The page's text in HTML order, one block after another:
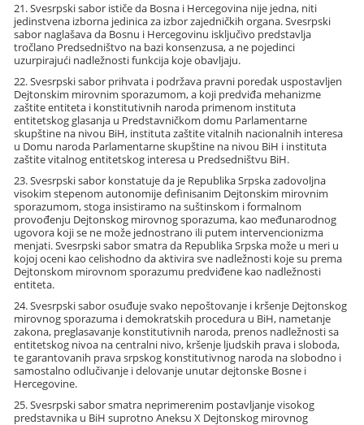
21. Svesrpski sabor ističe da Bosna i Hercegovina nije jedna, niti
jedinstvena izborna jedinica za izbor zajedničkih organa. Svesrpski
sabor naglašava da Bosnu i Hercegovinu isključivo predstavlja
tročlano Predsedništvo na bazi konsenzusa, a ne pojedinci
uzurpirajući nadležnosti funkcija koje obavljaju.
22. Svesrpski sabor prihvata i podržava pravni poredak uspostavljen
Dejtonskim mirovnim sporazumom, a koji predviđa mehanizme
zaštite entiteta i konstitutivnih naroda primenom instituta
entitetskog glasanja u Predstavničkom domu Parlamentarne
skupštine na nivou BiH, instituta zaštite vitalnih nacionalnih interesa
u Domu naroda Parlamentarne skupštine na nivou BiH i instituta
zaštite vitalnog entitetskog interesa u Predsedništvu BiH.
23. Svesrpski sabor konstatuje da je Republika Srpska zadovoljna
visokim stepenom autonomije definisanim Dejtonskim mirovnim
sporazumom, stoga insistiramo na suštinskom i formalnom
provođenju Dejtonskog mirovnog sporazuma, kao međunarodnog
ugovora koji se ne može jednostrano ili putem intervencionizma
menjati. Svesrpski sabor smatra da Republika Srpska može u meri u
kojoj oceni kao celishodno da aktivira sve nadležnosti koje su prema
Dejtonskom mirovnom sporazumu predviđene kao nadležnosti
entiteta.
24. Svesrpski sabor osuđuje svako nepoštovanje i kršenje Dejtonskog
mirovnog sporazuma i demokratskih procedura u BiH, nametanje
zakona, preglasavanje konstitutivnih naroda, prenos nadležnosti sa
entitetskog nivoa na centralni nivo, kršenje ljudskih prava i sloboda,
te garantovanih prava srpskog konstitutivnog naroda na slobodno i
samostalno odlučivanje i delovanje unutar dejtonske Bosne i
Hercegovine.
25. Svesrpski sabor smatra neprimerenim postavljanje visokog
predstavnika u BiH suprotno Aneksu X Dejtonskog mirovnog